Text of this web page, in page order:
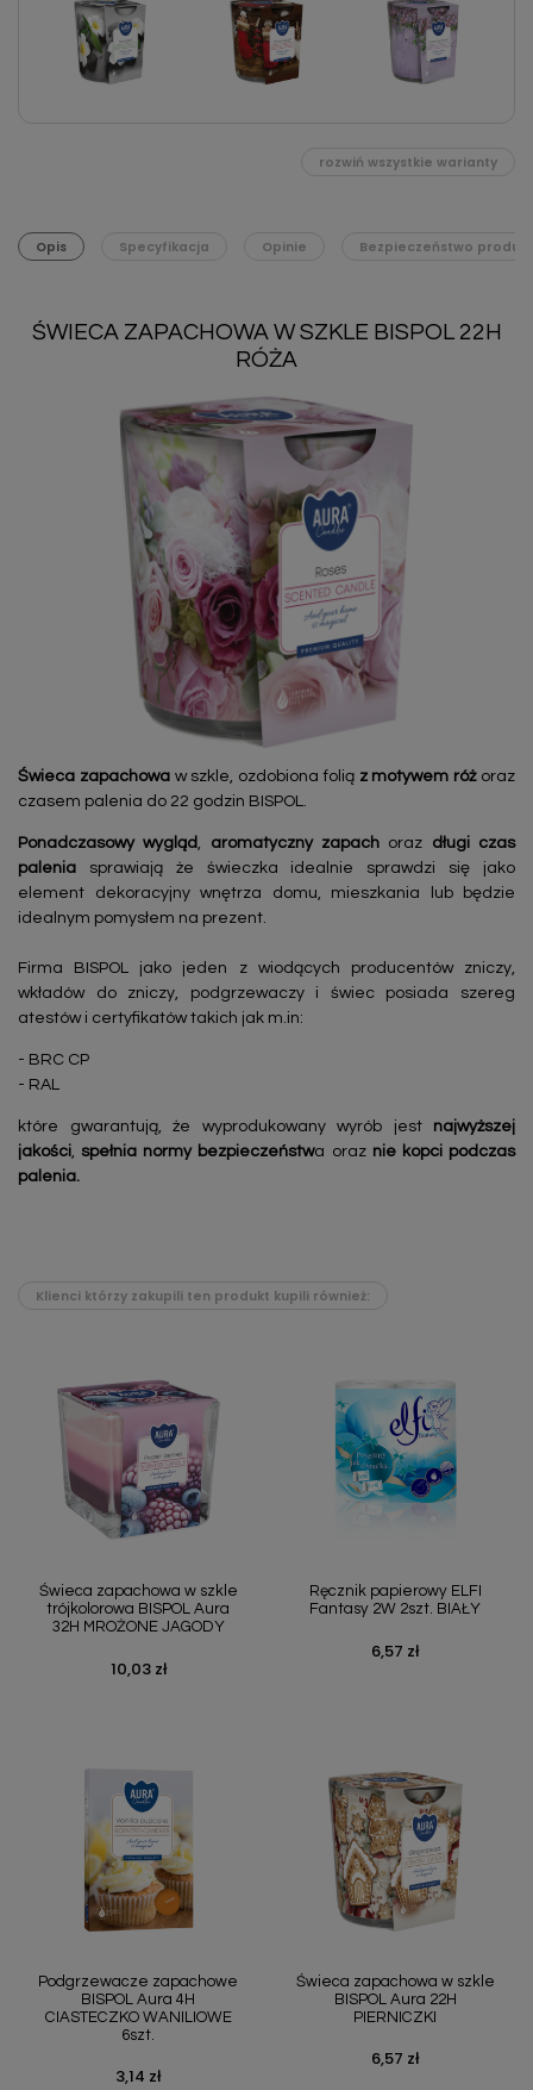
rozwiń wszystkie warianty
Opis Specyfikacja Opinie Bezpieczeństwo
ŚWIECA ZAPACHOWA W SZKLE BISPOL 22H
RÓŻA
Świeca zapachowaw szkle, ozdobiona folią z motywem różoraz
czasem palenia do 22 godzin BISPOL.
Ponadczasowy wygląd , aromatyczny zapach oraz długi czas
palenia sprawiają że świeczka idealnie sprawdzi się jako
element dekoracyjny wnętrza domu, mieszkania lub będzie
idealnym pomysłem na prezent.
Firma BISPOL jako jeden z wiodących producentów zniczy,
wkładów do zniczy, podgrzewaczy i świec posiada szereg
atestów i certyfikatów takich jak m.in:
- BRC CP
- RAL
które gwarantują, że wyprodukowany wyrób jest najwyższej
jakości,spełnia normy bezpieczeństwa oraz nie kopci podczas
palenia.
Klienci którzy zakupili ten produkt kupili również:
Świeca zapachowa w szkle
trójkolorowa BISPOL Aura
32H MROŻONE JAGODY
Cena
10,03 zł
Ręcznik papierowy ELFI
Fantasy 2W 2szt. BIAŁY
Cena
6,57 zł
Podgrzewacze zapachowe
BISPOL Aura 4H
CIASTECZKO WANILIOWE
6szt.
Cena
3,14 zł
Świeca zapachowa w szkle
BISPOL Aura 22H
PIERNICZKI
Cena
6,57 zł